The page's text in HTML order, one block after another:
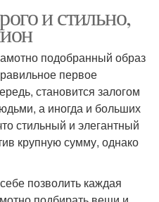
и стильно,
подобранный образ
первое
становится залогом
а иногда и больших
стильный и элегантный
крупную сумму, однако
позволить каждая